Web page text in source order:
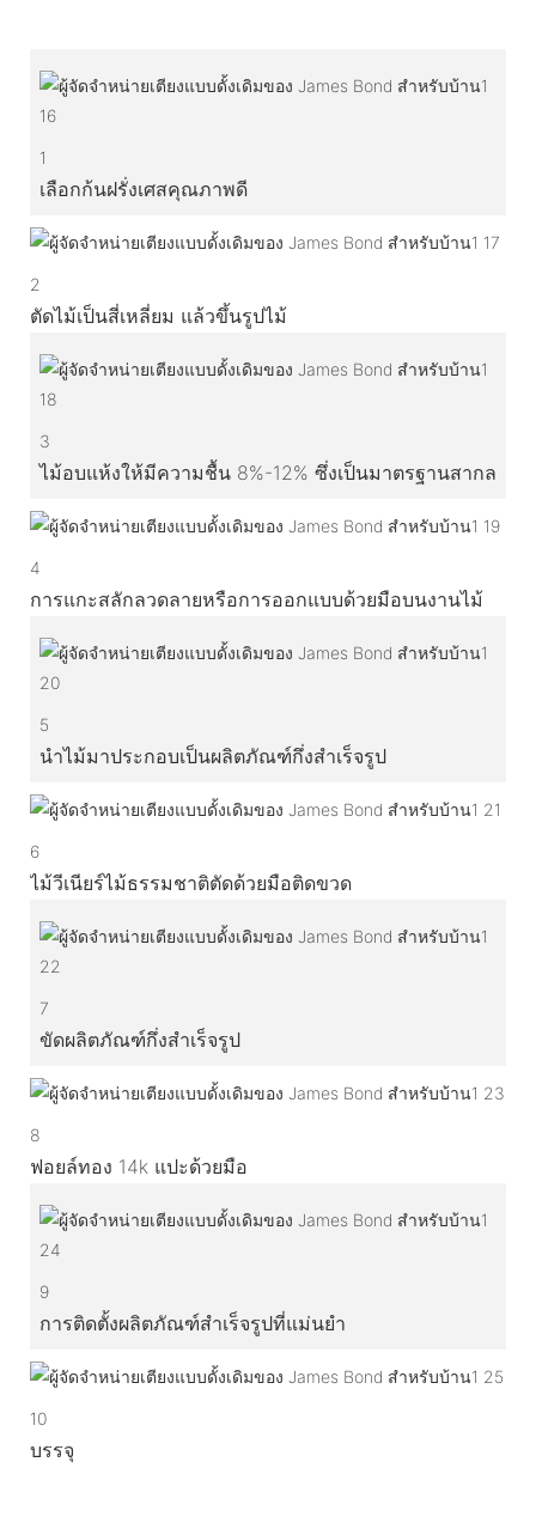
1
เลือกก้นฝรั่งเศสคุณภาพดี
2
ตัดไม้เป็นสี่เหลี่ยม แล้วขึ้นรูปไม้
3
ไม้อบแห้งให้มีความชื้น 8%-12% ซึ่งเป็นมาตรฐานสากล
4
การแกะสลักลวดลายหรือการออกแบบด้วยมือบนงานไม้
5
นำไม้มาประกอบเป็นผลิตภัณฑ์กึ่งสำเร็จรูป
6
ไม้วีเนียร์ไม้ธรรมชาติตัดด้วยมือติดขวด
7
ขัดผลิตภัณฑ์กึ่งสำเร็จรูป
8
ฟอยล์ทอง 14k แปะด้วยมือ
9
การติดตั้งผลิตภัณฑ์สำเร็จรูปที่แม่นยำ
10
บรรจุ